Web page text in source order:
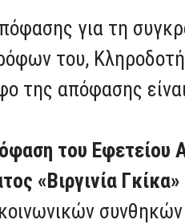
για τη
του,
της απόφασης
του Εφετείου
«Βιργινία Γκίκα»